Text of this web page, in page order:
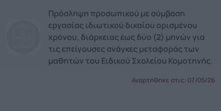
Πρόσληψη προσωπικού με σύμβαση
εργασίας ιδιωτικού δικαίου ορισμένου
χρόνου, διάρκειας έως δύο (2) μηνών για
τις επείγουσες ανάγκες μεταφοράς των
μαθητών του Ειδικού Σχολείου Κομοτηνής.
Αναρτήθηκε στις: 07/05/26